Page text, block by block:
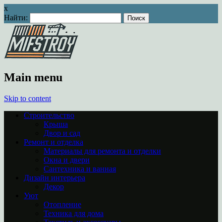
x
Найти:
Main menu
Skip to content
Строительство
Крыша
Двор и сад
Ремонт и отделка
Материалы для ремонта и отделки
Окна и двери
Сантехника и ванная
Дизайн интерьера
Декор
Уют
Отопление
Техника для дома